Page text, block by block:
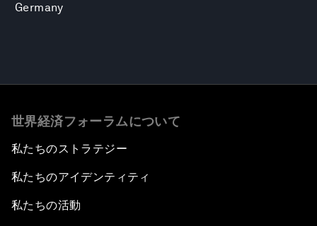
Germany
世界経済フォーラムについて
私たちのストラテジー
私たちのアイデンティティ
私たちの活動